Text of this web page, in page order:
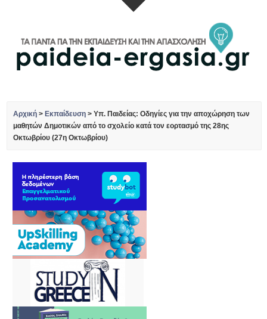
Αρχική > Εκπαίδευση >Υπ. Παιδείας: Οδηγίες για την αποχώρηση των
μαθητών Δημοτικών από το σχολείο κατά τον εορτασμό της 28ης
Οκτωβρίου (27η Οκτωβρίου)